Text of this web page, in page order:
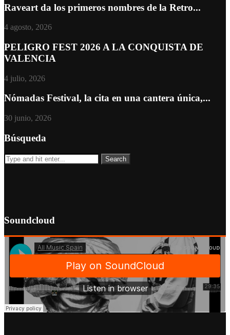
Raveart da los primeros nombres de la Retro...
4 agosto, 2026
PELIGRO FEST 2026 A LA CONQUISTA DE
VALENCIA
4 julio, 2026
Nómadas Festival, la cita en una cantera única,...
30 junio, 2026
Búsqueda
Soundcloud